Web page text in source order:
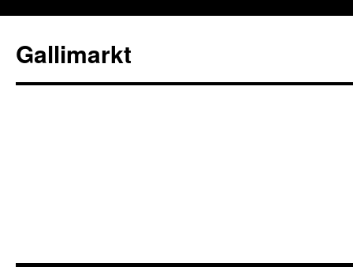
Gallimarkt